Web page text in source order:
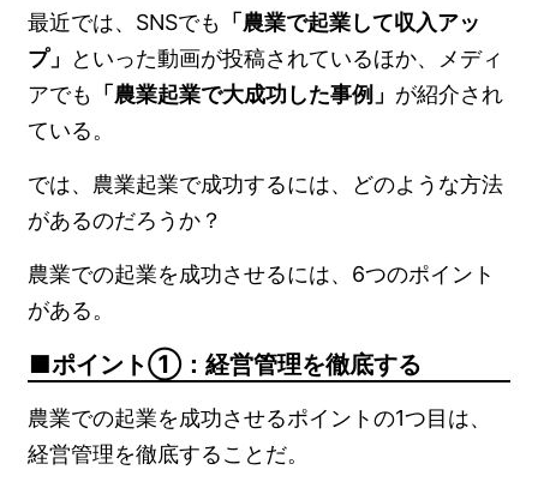
最近では、SNSでも 「農業で起業して収入アッ
プ」
といった動画が投稿されているほか、メディ
アでも 「農業起業で大成功した事例」 が紹介され
ている。
では、農業起業で成功するには、どのような方法
があるのだろうか？
農業での起業を成功させるには、6つのポイント
がある。
ポイント①：経営管理を徹底する
農業での起業を成功させるポイントの1つ目は、
経営管理を徹底することだ。